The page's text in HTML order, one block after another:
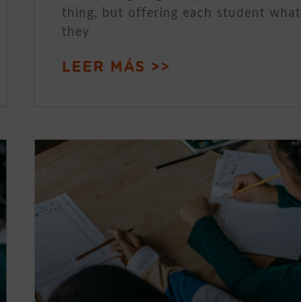
thing, but offering each student what
they
LEER MÁS >>